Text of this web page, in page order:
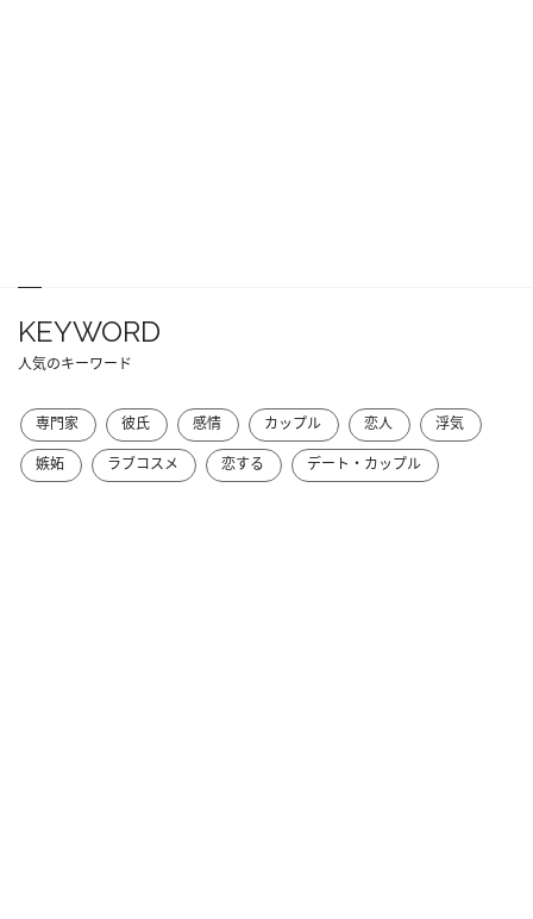
KEYWORD
人気のキーワード
専門家 彼氏 感情 カップル 恋人
浮気
嫉妬
ラブコスメ 恋する デート・カップル